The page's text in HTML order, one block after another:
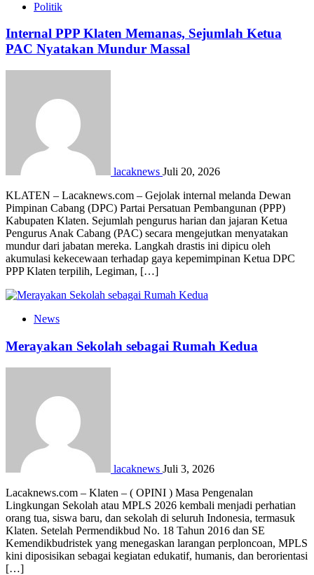
Politik
Internal PPP Klaten Memanas, Sejumlah Ketua
PAC Nyatakan Mundur Massal
lacaknews Juli 20, 2026
KLATEN – Lacaknews.com – Gejolak internal melanda Dewan
Pimpinan Cabang (DPC) Partai Persatuan Pembangunan (PPP)
Kabupaten Klaten. Sejumlah pengurus harian dan jajaran Ketua
Pengurus Anak Cabang (PAC) secara mengejutkan menyatakan
mundur dari jabatan mereka. Langkah drastis ini dipicu oleh
akumulasi kekecewaan terhadap gaya kepemimpinan Ketua DPC
PPP Klaten terpilih, Legiman, […]
News
Merayakan Sekolah sebagai Rumah Kedua
lacaknews Juli 3, 2026
Lacaknews.com – Klaten – ( OPINI ) Masa Pengenalan
Lingkungan Sekolah atau MPLS 2026 kembali menjadi perhatian
orang tua, siswa baru, dan sekolah di seluruh Indonesia, termasuk
Klaten. Setelah Permendikbud No. 18 Tahun 2016 dan SE
Kemendikbudristek yang menegaskan larangan perploncoan, MPLS
kini diposisikan sebagai kegiatan edukatif, humanis, dan berorientasi
[…]